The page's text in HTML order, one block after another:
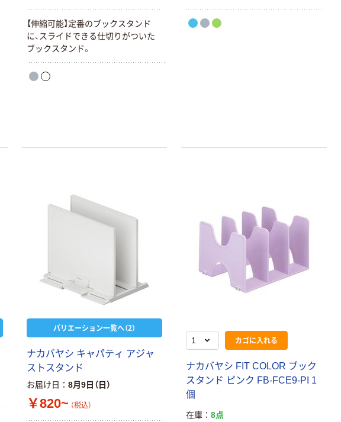
【伸縮可能】定番のブックスタンド
に、スライドできる仕切りがついた
ブックスタンド。
バリエーション一覧へ（2）
ナカバヤシ キャパティ アジャ
ストスタンド
お届け日 8月9日（日）
￥820~ （税込）
カゴに入れる
ナカバヤシ FIT COLOR ブック
スタンド ピンク FB-FCE9-PI 1
個
在庫
8点